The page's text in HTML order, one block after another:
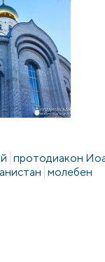
протодиакон
молебен